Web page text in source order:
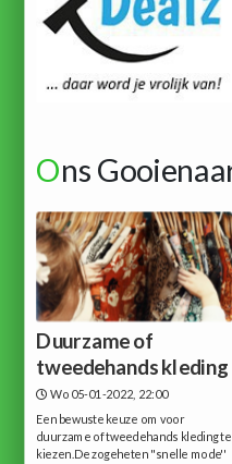
Ons
Duurzame of
tweedehands kleding
Wo 05-01-2022, 22:00
Een bewuste keuze om voor
duurzame of tweedehands kleding te
kiezen.De zogeheten ''snelle mode''